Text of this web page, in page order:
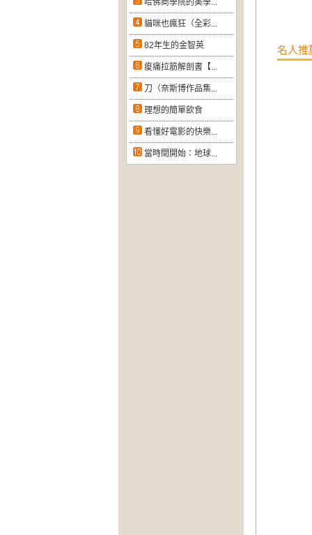
哈佛商學院的美學...
貓咪也瘋狂（全彩...
82年生的金智英
痠痛拉筋解剖書【...
刀（奈斯博作品集...
理想的簡單飲食
看懂好電影的快樂...
當時間開始：地球...
名人推